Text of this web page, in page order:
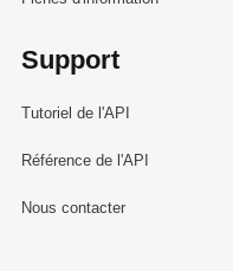
Support
Tutoriel de l'API
Référence de l'API
Nous contacter